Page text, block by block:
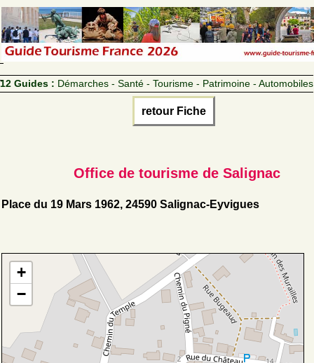
12 Guides : Démarches - Santé - Tourisme - Patrimoine - Automobiles
retour Fiche
Office de tourisme de Salignac
Place du 19 Mars 1962, 24590 Salignac-Eyvigues
+
−